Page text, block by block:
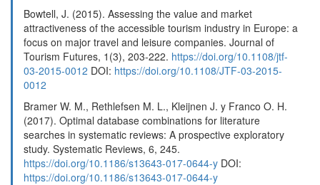
Bowtell, J. (2015). Assessing the value and market
attractiveness of the accessible tourism industry in Europe: a
focus on major travel and leisure companies. Journal of
Tourism Futures, 1(3), 203-222. https://doi.org/10.1108/jtf-
03-2015-0012 DOI: https://doi.org/10.1108/JTF-03-2015-
0012
Bramer W. M., Rethlefsen M. L., Kleijnen J. y Franco O. H.
(2017). Optimal database combinations for literature
searches in systematic reviews: A prospective exploratory
study. Systematic Reviews, 6, 245.
https://doi.org/10.1186/s13643-017-0644-y DOI:
https://doi.org/10.1186/s13643-017-0644-y